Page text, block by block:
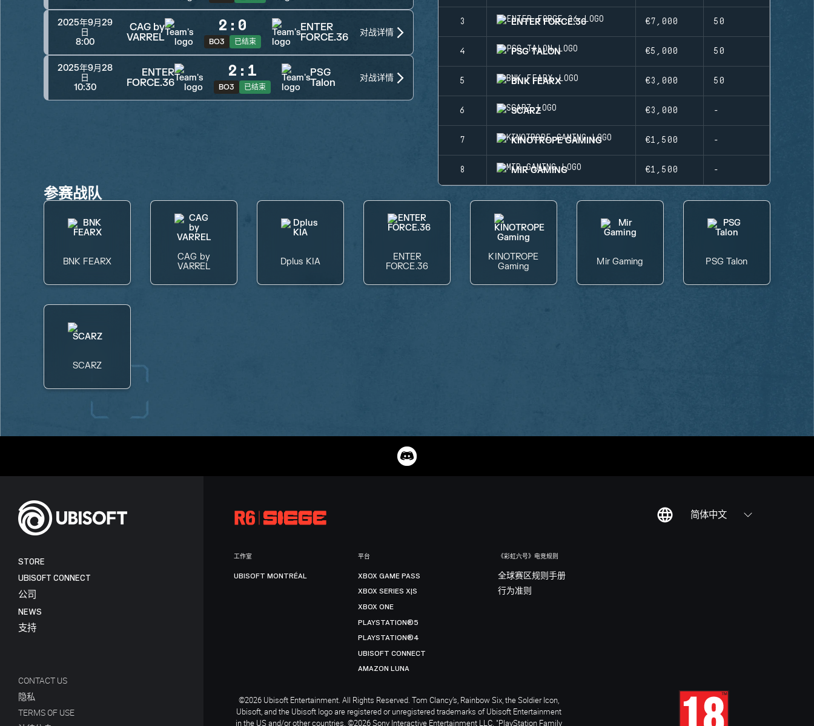
2025年9月29
日
8:00
CAG by
VARREL
2 : 0
BO3 已结束
ENTER
FORCE.36
对战详情
2025年9月28
日
10:30
ENTER
FORCE.36
2 : 1
BO3 已结束
PSG
Talon
对战详情
3 ENTER FORCE.36 €7,000 50
4 PSG TALON €5,000 50
5 BNK FEARX €3,000 50
6 SCARZ €3,000 -
7 KINOTROPE GAMING €1,500 -
8 MIR GAMING €1,500 -
参赛战队
BNK FEARX
CAG by
VARREL
Dplus KIA
ENTER
FORCE.36
KINOTROPE
Gaming
Mir Gaming PSG Talon
SCARZ
简体中文
STORE
UBISOFT CONNECT
公司
NEWS
支持
CONTACT US
隐私
TERMS OF USE
工作室
UBISOFT MONTRÉAL
平台
XBOX GAME PASS
XBOX SERIES X|S
XBOX ONE
PLAYSTATION®5
PLAYSTATION®4
UBISOFT CONNECT
AMAZON LUNA
《彩虹六号》电竞规则
全球赛区规则手册
行为准则
©2026 Ubisoft Entertainment. All Rights Reserved. Tom Clancy’s, Rainbow Six, the Soldier Icon,
Ubisoft, and the Ubisoft logo are registered or unregistered trademarks of Ubisoft Entertainment
in the US and/or other countries. ©2026 Sony Interactive Entertainment LLC. "PlayStation Family